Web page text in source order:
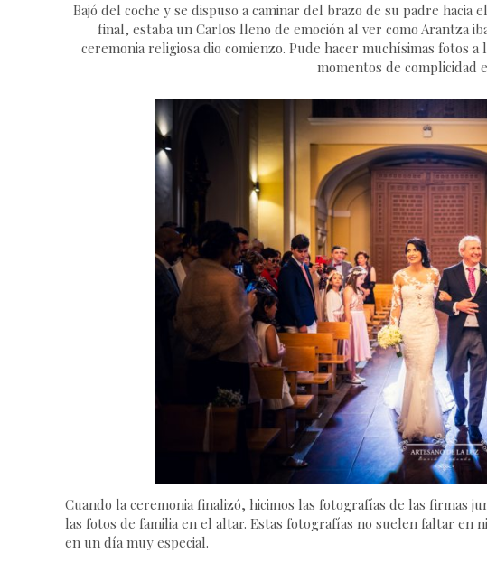
Bajó del coche y se dispuso a caminar del brazo de su padre
final, estaba un Carlos lleno de emoción al ver como Arantza
ceremonia religiosa dio comienzo. Pude hacer muchísimas fotos
momentos de complicidad
Cuando la ceremonia finalizó, hicimos las fotografías de las firmas
las fotos de familia en el altar. Estas fotografías no suelen faltar en
en un día muy especial.